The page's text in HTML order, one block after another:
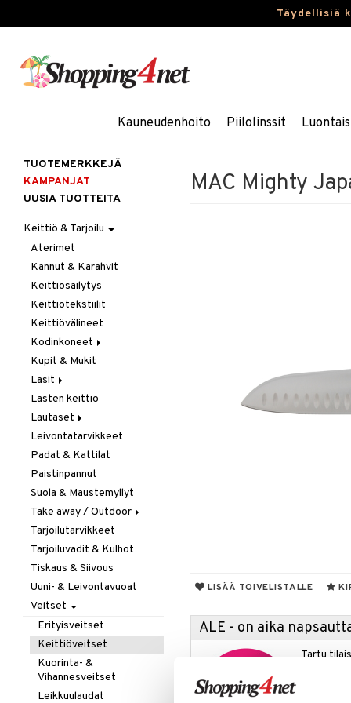
Täydellisiä
Kauneudenhoito Piilolinssit
MAC Mighty
LISÄÄ TOIVELISTALLE
ALE - on aika
Tartu
TUOTEMERKKEJÄ
KAMPANJAT
UUSIA TUOTTEITA
Keittiö & Tarjoilu
Aterimet
Kannut & Karahvit
Keittiösäilytys
Keittiötekstiilit
Keittiövälineet
Kodinkoneet
Kahvi, Tee & Espresso
Leivänpaahtimet
Mixerit &
Sähkövatkaimet
Muut koneet
Vedenkeittimet
Kupit & Mukit
Lasit
Juoma- & Cocktailasit
Juomalasit
Olutlasit
Shamppanjalasit
Snapsi- & Aveclasit
Viinilasit
Whiskey- & Konjakkilasit
Lasten keittiö
Lautaset
Asetit
Ruokalautaset
Syvät lautaset
Leivontatarvikkeet
Padat & Kattilat
Paistinpannut
Suola & Maustemyllyt
Take away / Outdoor
Eväslaatikot
Pullot
Termoskannut
Termosmukit
Tarjoilutarvikkeet
Tarjoiluvadit & Kulhot
Tiskaus & Siivous
Uuni- & Leivontavuoat
Veitset
Erityisveitset
Keittiöveitset
Kuorinta- &
Vihannesveitset
Leikkuulaudat